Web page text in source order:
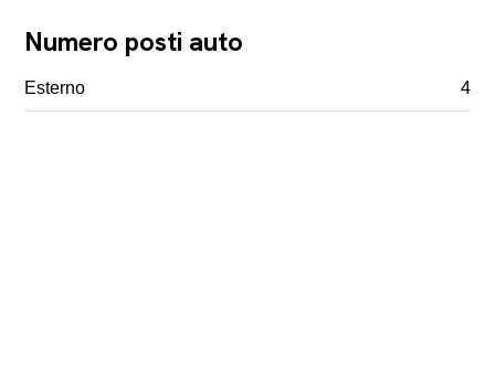
Numero posti auto
Esterno 4